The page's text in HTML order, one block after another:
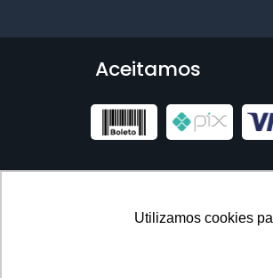
Utilizamos cookies
Aceitamos